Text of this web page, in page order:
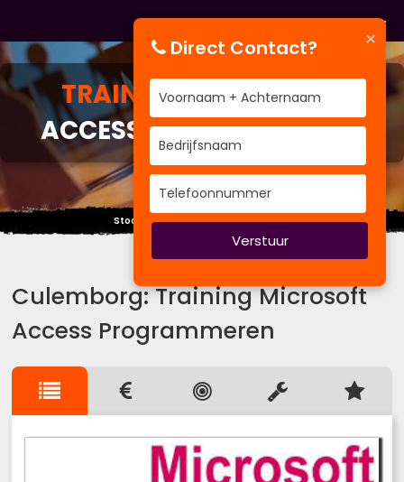
TRAININGMICROSOFT
ACCESS PROGRAMMEREN
Stoot je hoofd niet tegen de wolken.
Culemborg: Training Microsoft
Access Programmeren
×
Direct Contact?
Verstuur